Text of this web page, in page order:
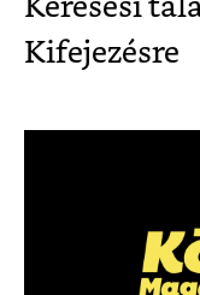
Keresési
Kifejezésre